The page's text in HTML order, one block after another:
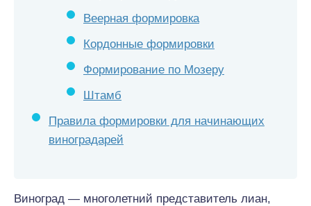
Веерная формировка
Кордонные формировки
Формирование по Мозеру
Штамб
Правила формировки для начинающих
виноградарей
Виноград — многолетний представитель лиан,